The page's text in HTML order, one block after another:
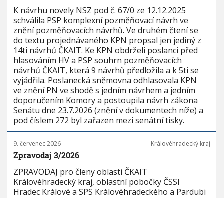
K návrhu novely NSZ pod č. 67/0 ze 12.12.2025
schválila PSP komplexní pozměňovací návrh ve
znění pozměňovacích návrhů. Ve druhém čtení se
do textu projednávaného KPN propsal jen jediný z
14ti návrhů ČKAIT. Ke KPN obdrželi poslanci před
hlasováním HV a PSP souhrn pozměňovacích
návrhů ČKAIT, která 9 návrhů předložila a k 5ti se
vyjádřila. Poslanecká sněmovna odhlasovala KPN
ve znění PN ve shodě s jedním návrhem a jedním
doporučením Komory a postoupila návrh zákona
Senátu dne 23.7.2026 (znění v dokumentech níže) a
pod číslem 272 byl zařazen mezi senátní tisky.
9. červenec 2026 Královéhradecký kraj
Zpravodaj 3/2026
ZPRAVODAJ pro členy oblasti ČKAIT
Královéhradecký kraj, oblastní pobočky ČSSI
Hradec Králové a SPS Královéhradeckého a Pardubi